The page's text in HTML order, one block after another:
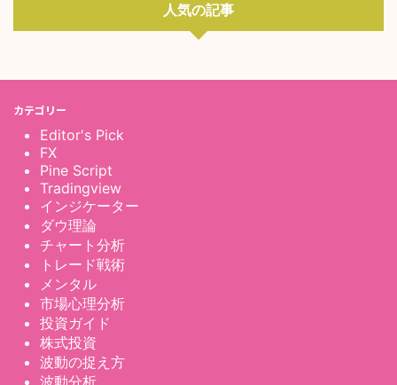
人気の記事
カテゴリー
Editor's Pick
FX
Pine Script
Tradingview
インジケーター
ダウ理論
チャート分析
トレード戦術
メンタル
市場心理分析
投資ガイド
株式投資
波動の捉え方